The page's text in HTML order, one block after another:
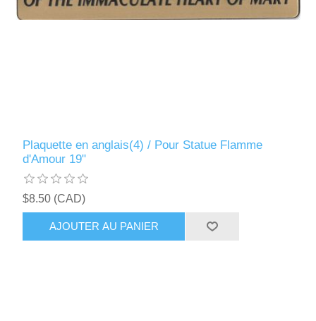
Plaquette en anglais(4) / Pour Statue Flamme
d'Amour 19"
$8.50 (CAD)
AJOUTER AU PANIER